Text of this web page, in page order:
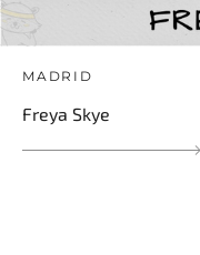
MADRID
Freya Skye